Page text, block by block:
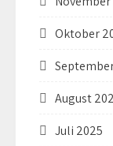
Oktober
August
Juli 2025